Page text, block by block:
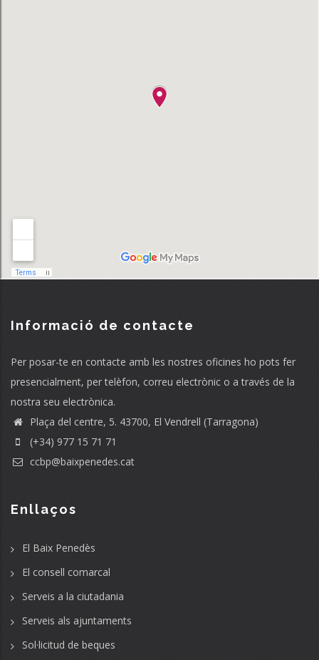
Informació de contacte
Per posar-te en contacte amb les nostres oficines ho pots fer
presencialment, per telèfon, correu electrònic o a través de la
nostra seu electrònica.
Plaça del centre, 5. 43700, El Vendrell (Tarragona)
(+34) 977 15 71 71
ccbp@baixpenedes.cat
Enllaços
El Baix Penedès
El consell comarcal
Serveis a la ciutadania
Serveis als ajuntaments
Sol·licitud de beques